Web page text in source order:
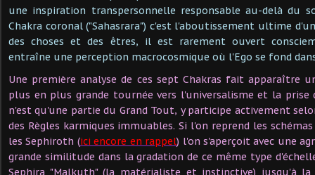
une inspiration transpersonnelle responsable au-delà du
Chakra coronal ("Sahasrara") c'est l'aboutissement ultime
des choses et des êtres, il est rarement ouvert
entraîne une perception macrocosmique où l'Ego se fond
Une première analyse de ces sept Chakras fait apparaître
plus en plus grande tournée vers l'universalisme et la prise
n'est qu'une partie du Grand Tout, y participe activement
des Règles karmiques immuables. Si l'on reprend les
les Sephiroth (ici encore en rappel) l'on s'aperçoit avec une
grande similitude dans la gradation de ce même type
Sephira "Malkuth" (la matérialiste et instinctive) jusqu'à